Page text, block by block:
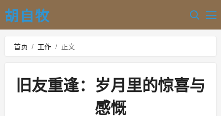
胡自牧
首页 / 工作 / 正文
旧友重逢：岁月里的惊喜与
感慨